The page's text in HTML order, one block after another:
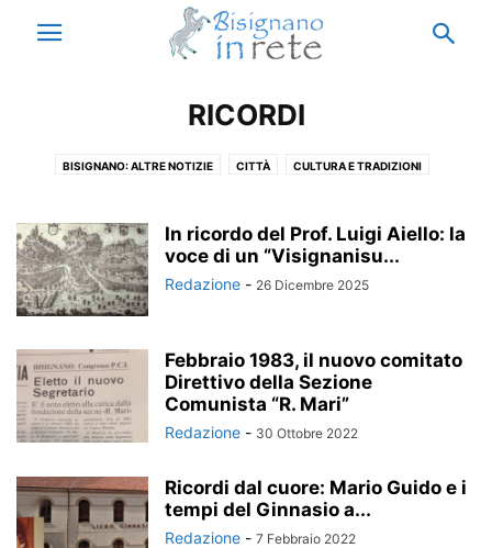
RICORDI
BISIGNANO: ALTRE NOTIZIE CITTÀ CULTURA E TRADIZIONI
NOTIZIE BISIGNANO
NOTIZIE ITALIA PARODIA RICORDI THIS IS ACRI
VACANZE A BISIGNANO
In ricordo del Prof. Luigi Aiello: la
voce di un “Visignanisu...
Redazione - 26 Dicembre 2025
Febbraio 1983, il nuovo comitato
Direttivo della Sezione
Comunista “R. Mari”
Redazione - 30 Ottobre 2022
Ricordi dal cuore: Mario Guido e i
tempi del Ginnasio a...
Redazione - 7 Febbraio 2022